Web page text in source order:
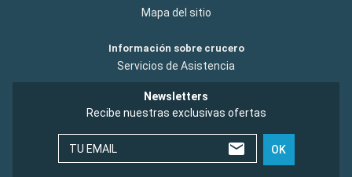
Mapa del sitio
Información sobre crucero
Servicios de Asistencia
Newsletters
Recibe nuestras exclusivas ofertas
TU EMAIL OK